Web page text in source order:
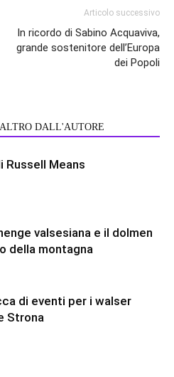
Articolo successivo
In ricordo di Sabino Acquaviva,
grande sostenitore dell’Europa
dei Popoli
ALTRO DALL'AUTORE
Russell Means
valsesiana e il dolmen
della montagna
di eventi per i walser
Strona